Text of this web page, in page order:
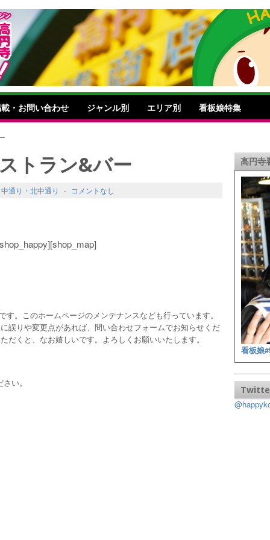
・お問い合わせ ジャンル別 エリア別 看板娘特集
トラン&バー
中通り・北中通り - コメントなし
す。このホームページのメンテナンスなども行っています。
誤りや変更点があれば、問い合わせフォームでお知らせくだ
だくと、なお嬉しいです。よろしくお願いいたします。
い。
高円寺
看板娘